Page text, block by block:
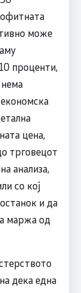
може
проценти,
цена,
трговецот
анализа,
со кој
и да
маржа од
дека една